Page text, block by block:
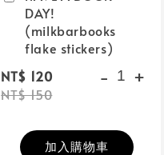
DAY!
(milkbarbooks
flake stickers)
NT$ 120
NT$ 150
- +
加入購物車